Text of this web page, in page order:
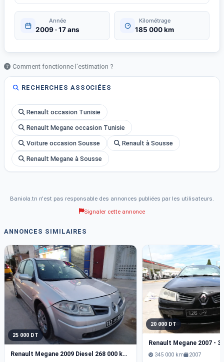
Année
2009 · 17 ans
Kilométrage
185 000 km
Comment fonctionne l'estimation ?
RECHERCHES ASSOCIÉES
Renault occasion Tunisie
Renault Megane occasion Tunisie
Voiture occasion Sousse Renault à Sousse
Renault Megane à Sousse
Baniola.tn n'est pas responsable des annonces publiées par les utilisateurs.
Signaler cette annonce
ANNONCES SIMILAIRES
25 000 DT
Renault Megane 2009 Diesel 268 000 km Sfax
20 000 DT
345 000 km 2007